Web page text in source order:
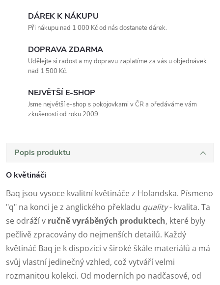
DÁREK K NÁKUPU
Při nákupu nad 1 000 Kč od nás dostanete dárek.
DOPRAVA ZDARMA
Udělejte si radost a my dopravu zaplatíme za vás u objednávek
nad 1 500 Kč.
NEJVĚTŠÍ E-SHOP
Jsme největší e-shop s pokojovkami v ČR a předáváme vám
zkušenosti od roku 2009.
Popis produktu
O květináči
Baq jsou vysoce kvalitní květináče z Holandska. Písmeno
"q" na konci je z anglického překladu quality- kvalita. Ta
se odráží v ručně vyráběných produktech, které byly
pečlivě zpracovány do nejmenších detailů. Každý
květináč Baq je k dispozici v široké škále materiálů a má
svůj vlastní jedinečný vzhled, což vytváří velmi
rozmanitou kolekci. Od moderních po nadčasové, od